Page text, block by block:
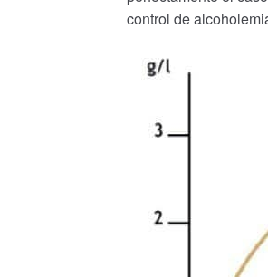
control de